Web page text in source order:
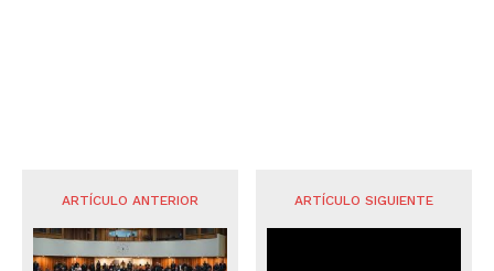
ARTÍCULO ANTERIOR ARTÍCULO SIGUIENTE